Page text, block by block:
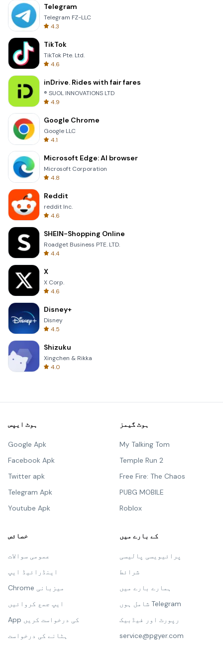
Telegram
Telegram FZ-LLC
4.3
TikTok
TikTok Pte. Ltd.
4.6
inDrive. Rides with fair fares
® SUOL INNOVATIONS LTD
4.9
Google Chrome
Google LLC
4.1
Microsoft Edge: AI browser
Microsoft Corporation
4.8
Reddit
reddit Inc.
4.6
SHEIN-Shopping Online
Roadget Business PTE. LTD.
4.4
X
X Corp.
4.6
Disney+
Disney
4.5
Shizuku
Xingchen & Rikka
4.0
ہوٹ ایپس
Google Apk
Facebook Apk
Twitter apk
Telegram Apk
Youtube Apk
ہوٹ گیمز
My Talking Tom
Temple Run 2
Free Fire: The Chaos
PUBG MOBILE
Roblox
خصائص
عمومی سوالات
اینڈرائیڈ ایپ
Chrome میزبانی
ایپ جمع کروائیں
App کی درخواست کریں
ہٹانے کی درخواست
کے بارے میں
پرائیویسی پالیسی
شرائط
ہمارے بارے میں
شامل ہوں Telegram
رپورٹ اور فیڈبیک
service@pgyer.com